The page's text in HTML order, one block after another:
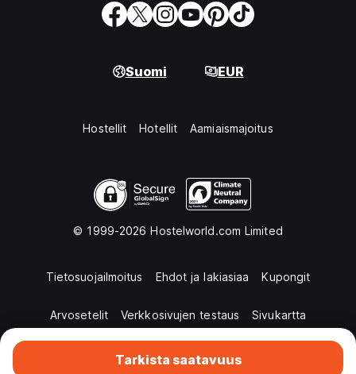
Tarkista saatavuus
Suomi EUR
Hostellit Hotellit Aamiaismajoitus
© 1999-2026 Hostelworld.com Limited
Tietosuojailmoitus Ehdot ja lakiasiaa Kupongit
Arvosetelit Verkkosivujen testaus Sivukartta